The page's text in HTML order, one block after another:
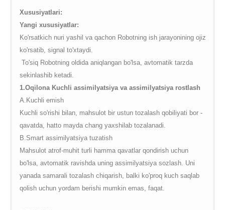
Xususiyatlari:
Yangi xususiyatlar:
Ko'rsatkich nuri yashil va qachon Robotning ish jarayonining ojiz
ko'rsatib, signal to'xtaydi.
To'siq Robotning oldida aniqlangan bo'lsa, avtomatik tarzda
sekinlashib ketadi.
1.Oqilona Kuchli assimilyatsiya va assimilyatsiya rostlash
A.Kuchli emish
Kuchli so'rishi bilan, mahsulot bir ustun tozalash qobiliyati bor -
qavatda, hatto mayda chang yaxshilab tozalanadi.
B.Smart assimilyatsiya tuzatish
Mahsulot atrof-muhit turli hamma qavatlar qondirish uchun
bo'lsa, avtomatik ravishda uning assimilyatsiya sozlash. Uni
yanada samarali tozalash chiqarish, balki ko'proq kuch saqlab
qolish uchun yordam berishi mumkin emas, faqat.